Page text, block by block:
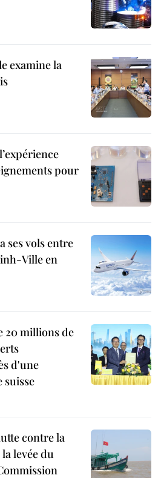
examine la
pour
ses vols entre
Ville en
20 millions de
d'une
contre la
levée du